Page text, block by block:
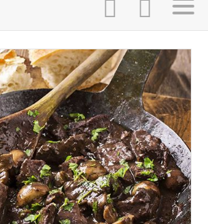
INLOGGEN
AANMELDEN
HOME
RECEPTEN
WEEKMENU'S
KOOKBOEKEN